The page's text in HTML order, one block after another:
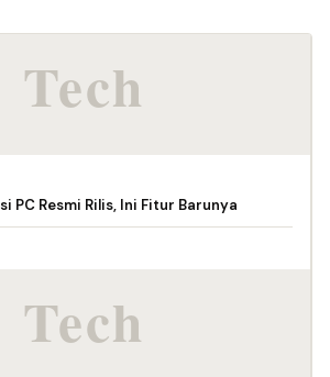
PC Resmi Rilis, Ini Fitur Barunya